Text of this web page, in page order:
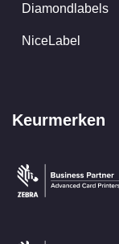
Diamondlabels
NiceLabel
Keurmerken